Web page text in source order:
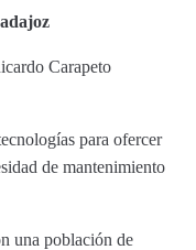
Carapeto
para ofercer
de mantenimiento
una población de